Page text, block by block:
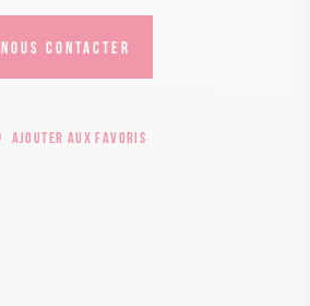
NOUS CONTACTER
Ajouter aux favoris